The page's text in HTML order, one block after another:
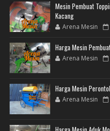
Mesin Pembuat
Kacang
Arena Mesin
Harga Mesin
Arena Mesin
Harga Mesin
Arena Mesin